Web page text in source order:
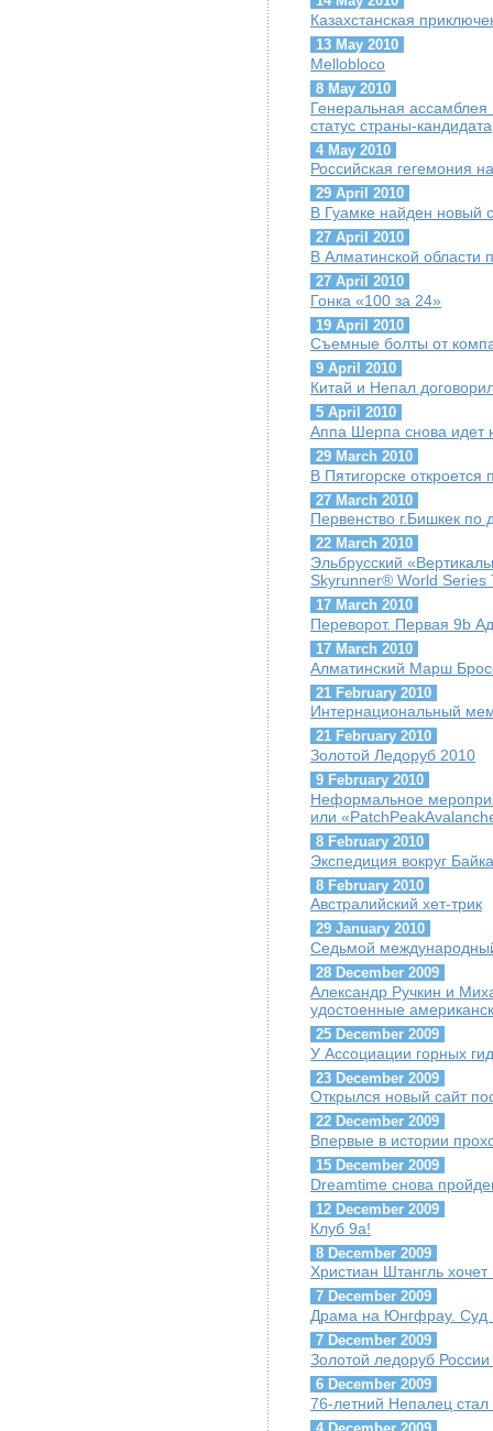
Казахстанская
13 May 2010
Mellobloco
8 May 2010
Генеральная ассамблея
статус страны-кандидата
4 May 2010
Российская гегемония
29 April 2010
В Гуамке найден новый
27 April 2010
В Алматинской области
27 April 2010
Гонка «100 за 24»
19 April 2010
Съемные болты от
9 April 2010
Китай и Непал
5 April 2010
Аппа Шерпа снова идет
29 March 2010
В Пятигорске
27 March 2010
Первенство г.Бишкек по
22 March 2010
Эльбрусский
Skyrunner® World Series
17 March 2010
Переворот. Первая 9b
17 March 2010
Алматинский Марш
21 February 2010
Интернациональный
21 February 2010
Золотой Ледоруб 2010
9 February 2010
Неформальное
или
8 February 2010
Экспедиция вокруг
8 February 2010
Австралийский хет-трик
29 January 2010
Седьмой
28 December 2009
Александр Ручкин и
удостоенные
25 December 2009
У Ассоциации горных
23 December 2009
Открылся новый сайт
22 December 2009
Впервые в истории
15 December 2009
Dreamtime снова
12 December 2009
Клуб 9a!
8 December 2009
Христиан Штангль
7 December 2009
Драма на Юнгфрау. Суд
7 December 2009
Золотой ледоруб России
6 December 2009
76-летний Непалец
4 December 2009